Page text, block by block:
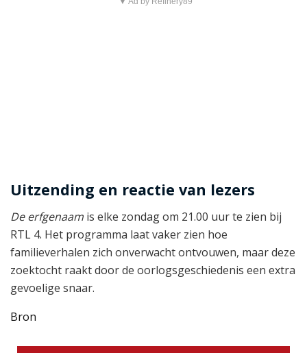
Uitzending en reactie van lezers
De erfgenaam is elke zondag om 21.00 uur te zien bij
RTL 4. Het programma laat vaker zien hoe
familieverhalen zich onverwacht ontvouwen, maar deze
zoektocht raakt door de oorlogsgeschiedenis een extra
gevoelige snaar.
Bron